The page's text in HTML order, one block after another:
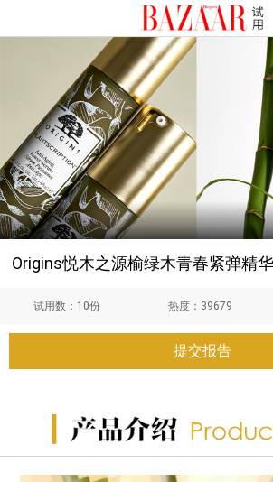
Origins悦木之源榆绿木青春紧弹精
试用数： 10份 热度： 39679
提交报告